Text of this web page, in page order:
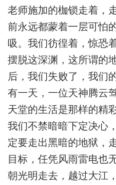
老师施加的枷锁走着，
前永远都蒙着一层可怕
吸。我们彷徨着，惊恐
摆脱这深渊，这所谓的
后，我们失败了，我们
有一天，一位天神腾云
天堂的生活是那样的精
我们不禁暗暗下定决心
定要走出黑暗的地狱，
目标，任凭风雨雷电也
朝光明走去，越过大江